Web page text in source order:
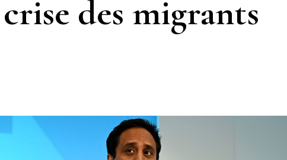
des migrants